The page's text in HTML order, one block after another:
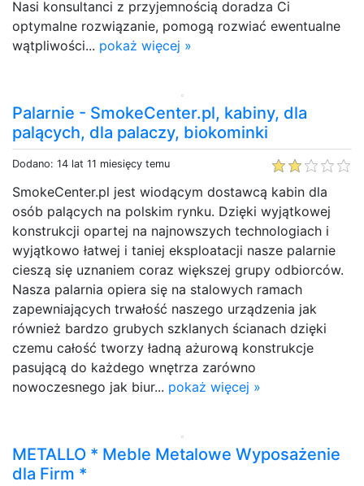
Nasi konsultanci z przyjemnością doradza Ci
optymalne rozwiązanie, pomogą rozwiać ewentualne
wątpliwości... pokaż więcej »
Palarnie - SmokeCenter.pl, kabiny, dla
palących, dla palaczy, biokominki
Dodano: 14 lat 11 miesięcy temu
SmokeCenter.pl jest wiodącym dostawcą kabin dla
osób palących na polskim rynku. Dzięki wyjątkowej
konstrukcji opartej na najnowszych technologiach i
wyjątkowo łatwej i taniej eksploatacji nasze palarnie
cieszą się uznaniem coraz większej grupy odbiorców.
Nasza palarnia opiera się na stalowych ramach
zapewniających trwałość naszego urządzenia jak
również bardzo grubych szklanych ścianach dzięki
czemu całość tworzy ładną ażurową konstrukcje
pasującą do każdego wnętrza zarówno
nowoczesnego jak biur... pokaż więcej »
METALLO * Meble Metalowe Wyposażenie
dla Firm *